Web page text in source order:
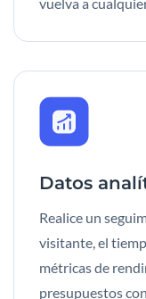
Datos
Realice un
visitante, el
métricas de
presupuestos